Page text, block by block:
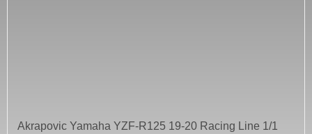
Akrapovic Yamaha YZF-R125 19-20 Racing Line 1/1